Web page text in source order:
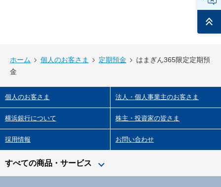
トップ
ホーム 個人のお客さま 定期預金
はまぎん365限定定期預
金
個人のお客さま 法人・個人事業主のお客さま
横浜銀行について 株主・投資家の皆さま
採用情報 お問い合わせ
すべての商品・サービス